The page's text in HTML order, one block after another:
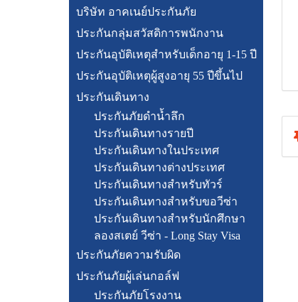
บริษัท อาคเนย์ประกันภัย
ประกันกลุ่มสวัสดิการพนักงาน
ประกันอุบัติเหตุสำหรับเด็กอายุ 1-15 ปี
ประกันอุบัติเหตุผู้สูงอายุ 55 ปีขึ้นไป
ประกันเดินทาง
ประกันภัยดำน้ำลึก
ประกันเดินทางรายปี
ประกันเดินทางในประเทศ
ประกันเดินทางต่างประเทศ
ประกันเดินทางสำหรับทัวร์
ประกันเดินทางสำหรับขอวีซ่า
ประกันเดินทางสำหรับนักศึกษา
ลองสเตย์ วีซ่า - Long Stay Visa
ประกันภัยความรับผิด
ประกันภัยผู้เล่นกอล์ฟ
ประกันภัยโรงงาน